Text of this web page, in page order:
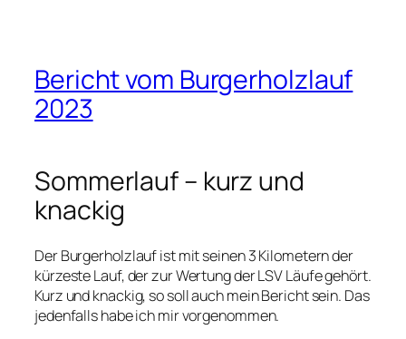
Bericht vom Burgerholzlauf
2023
Sommerlauf – kurz und
knackig
Der Burgerholzlauf ist mit seinen 3 Kilometern der
kürzeste Lauf, der zur Wertung der LSV Läufe gehört.
Kurz und knackig, so soll auch mein Bericht sein. Das
jedenfalls habe ich mir vorgenommen.